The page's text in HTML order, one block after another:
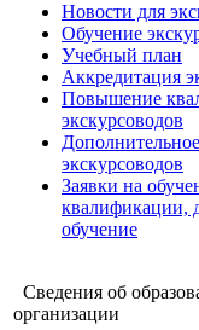
Новости для
Обучение
Учебный план
Аккредитация
Повышение
экскурсоводов
экскурсоводов
Заявки на
квалификации,
обучение
Сведения об
организации